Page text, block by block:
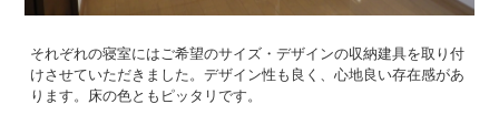
それぞれの寝室にはご希望のサイズ・デザインの収納建具を取り付
けさせていただきました。デザイン性も良く、心地良い存在感があ
ります。床の色ともピッタリです。